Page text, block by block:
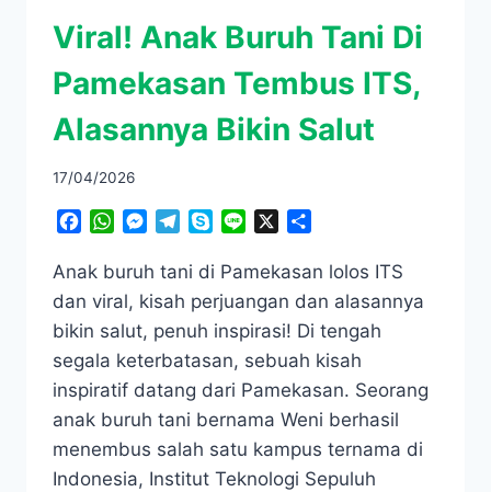
Viral! Anak Buruh Tani Di
Pamekasan Tembus ITS,
Alasannya Bikin Salut
17/04/2026
Facebook
WhatsApp
Messenger
TelegramSkypeLine
Anak buruh tani di Pamekasan lolos ITS
dan viral, kisah perjuangan dan alasannya
bikin salut, penuh inspirasi! Di tengah
segala keterbatasan, sebuah kisah
inspiratif datang dari Pamekasan. Seorang
anak buruh tani bernama Weni berhasil
menembus salah satu kampus ternama di
Indonesia, Institut Teknologi Sepuluh